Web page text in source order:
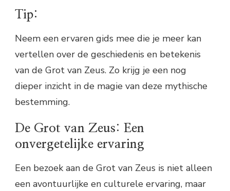
Tip:
Neem een ervaren gids mee die je meer kan
vertellen over de geschiedenis en betekenis
van de Grot van Zeus. Zo krijg je een nog
dieper inzicht in de magie van deze mythische
bestemming.
De Grot van Zeus: Een
onvergetelijke ervaring
Een bezoek aan de Grot van Zeus is niet alleen
een avontuurlijke en culturele ervaring, maar